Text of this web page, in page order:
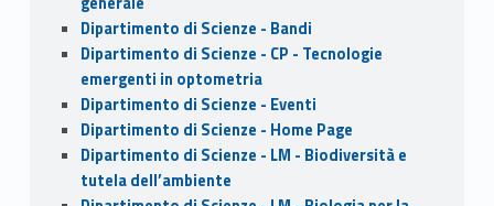
Dipartimento di Scienze - Bandi
Dipartimento di Scienze - CP - Tecnologie
emergenti in optometria
Dipartimento di Scienze - Eventi
Dipartimento di Scienze - Home Page
Dipartimento di Scienze - LM - Biodiversità e
tutela dell’ambiente